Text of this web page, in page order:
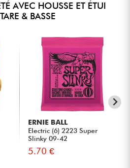
AVEC HOUSSE ET ÉTUI
& BASSE
ERNIE BALL
Electric (6) 2223 Super
Slinky 09-42
5.70 €